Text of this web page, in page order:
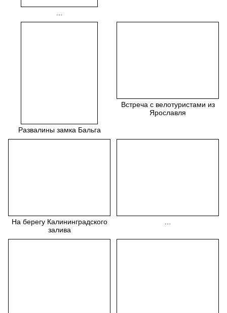
Развалины замка Бальга
Встреча с велотуристами из
Ярославля
На берегу Калининградского
залива